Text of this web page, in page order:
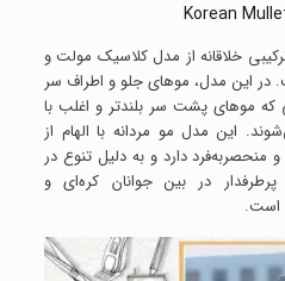
خلاقانه از مدل کلاسیک مولت و
این مدل، موهای جلو و اطراف سر
که موهای پشت سر بلندتر و اغلب با
این مدل مو مردانه با الهام از
دارد و به دلیل تنوع در
در بین جوانان کره‌ای و
است.